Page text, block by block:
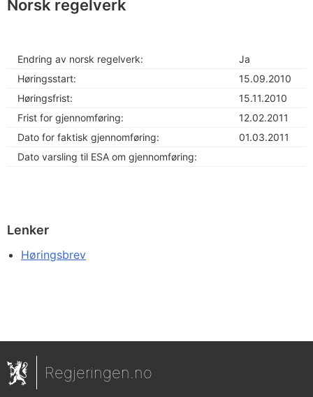
Norsk regelverk
Endring av norsk regelverk:
Ja
Høringsstart:
15.09.2010
Høringsfrist:
15.11.2010
Frist for gjennomføring:
12.02.2011
Dato for faktisk gjennomføring:
01.03.2011
Dato varsling til ESA om gjennomføring:
Lenker
Høringsbrev
Regjeringen.no